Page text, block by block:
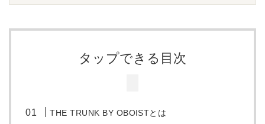
タップできる目次
THETRUNK BY OBOISTとは